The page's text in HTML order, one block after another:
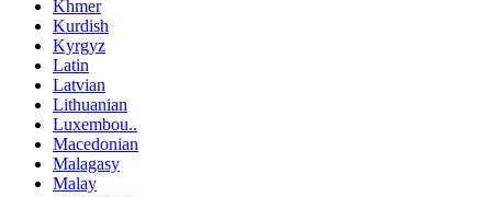
Khmer
Kurdish
Kyrgyz
Latin
Latvian
Lithuanian
Luxembou..
Macedonian
Malagasy
Malay